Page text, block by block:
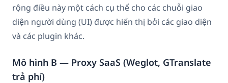
rộng điều này một cách cụ thể cho các chuỗi giao
diện người dùng (UI) được hiển thị bởi các giao diện
và các plugin khác.
Mô hình B — Proxy SaaS (Weglot, GTranslate
trả phí)